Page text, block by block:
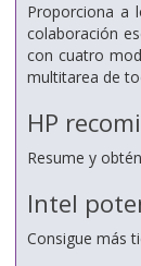
Proporciona a
colaboración
con cuatro
multitarea de
HP
Resume y
Intel
Consigue más